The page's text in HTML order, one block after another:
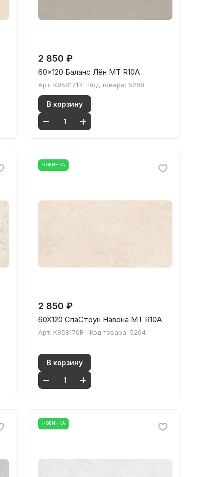
2 850 ₽
60x120 Баланс Лён МТ R10A
Арт. K958171R Код товара: 5268
В корзину
НОВИНКА
2 850 ₽
60X120 СпаСтоун Навона МТ R10A
Арт. K958170R Код товара: 5264
В корзину
НОВИНКА